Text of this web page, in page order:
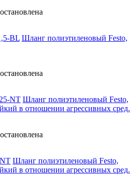
BL Шланг полиэтиленовый Festo,
NT Шланг полиэтиленовый Festo,
в отношении агрессивных сред.
Шланг полиэтиленовый Festo,
в отношении агрессивных сред.